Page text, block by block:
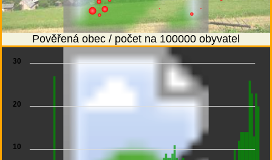
Pověřená obec / počet na 100000 obyvatel
10
20
30